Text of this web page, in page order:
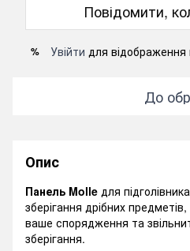
Повідомити,
% Увійти для відображення
До
Опис
Панель Molle для
зберігання дрібних
ваше спорядження та
зберігання.